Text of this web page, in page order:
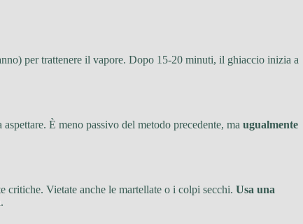
per trattenere il vapore. Dopo 15-20 minuti, il ghiaccio inizia a
È meno passivo del metodo precedente, ma ugualmente
critiche. Vietate anche le martellate o i colpi secchi. Usa una